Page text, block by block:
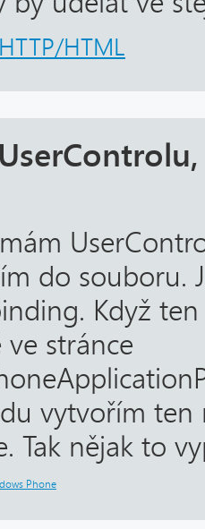
HTTP/HTML
do souboru.
Když
stránce
vytvořím
Tak nějak to
Phone